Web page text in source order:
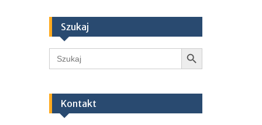
Szukaj
Search
for:
Search Button
Kontakt